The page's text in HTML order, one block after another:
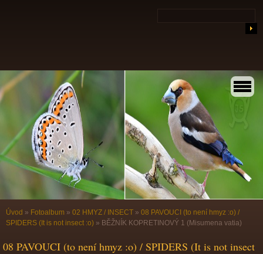
Úvod » Fotoalbum » 02 HMYZ / INSECT » 08 PAVOUCI (to není hmyz :o) /
SPIDERS (It is not insect :o) » BĚŽNÍK KOPRETINOVÝ 1 (Misumena vatia)
08 PAVOUCI (to není hmyz :o) / SPIDERS (It is not insect